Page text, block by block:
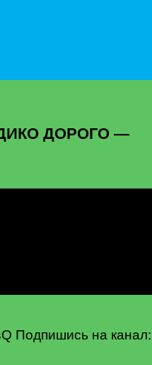
/ ДИКО ДОРОГО —
Подпишись на